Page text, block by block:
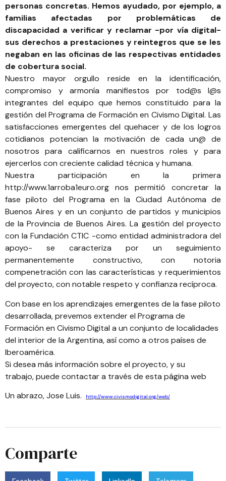
personas concretas. Hemos ayudado, por ejemplo, a
familias afectadas por problemáticas de
discapacidad a verificar y reclamar -por vía digital-
sus derechos a prestaciones y reintegros que se les
negaban en las oficinas de las respectivas entidades
de cobertura social.
Nuestro mayor orgullo reside en la identificación,
compromiso y armonía manifiestos por tod@s l@s
integrantes del equipo que hemos constituido para la
gestión del Programa de Formación en Civismo Digital. Las
satisfacciones emergentes del quehacer y de los logros
cotidianos potencian la motivación de cada un@ de
nosotros para calificarnos en nuestros roles y para
ejercerlos con creciente calidad técnica y humana.
Nuestra participación en la primera
http://www.1arroba1euro.org nos permitió concretar la
fase piloto del Programa en la Ciudad Autónoma de
Buenos Aires y en un conjunto de partidos y municipios
de la Provincia de Buenos Aires. La gestión del proyecto
con la Fundación CTIC -como entidad administradora del
apoyo- se caracteriza por un seguimiento
permanentemente constructivo, con notoria
compenetración con las características y requerimientos
del proyecto, con notable respeto y confianza recíproca.
Con base en los aprendizajes emergentes de la fase piloto
desarrollada, prevemos extender el Programa de
Formación en Civismo Digital a un conjunto de localidades
del interior de la Argentina, así como a otros países de
Iberoamérica.
Si desea más información sobre el proyecto, y su
trabajo, puede contactar a través de esta página web
Un abrazo, Jose Luis.
http://www.civismodigital.org/web/
Comparte